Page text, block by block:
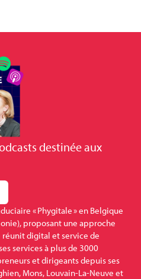
destinée aux
« Phygitale » en Belgique
proposant une approche
digital et service de
services à plus de 3000
et dirigeants depuis ses
Mons, Louvain-La-Neuve et